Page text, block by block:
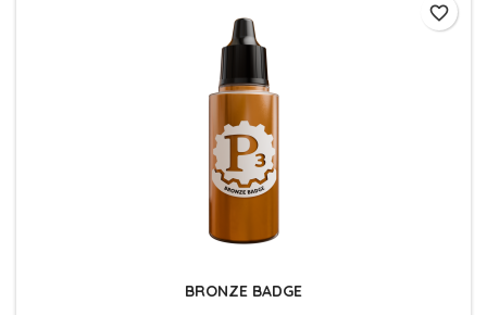
BRONZE BADGE
favorite_border